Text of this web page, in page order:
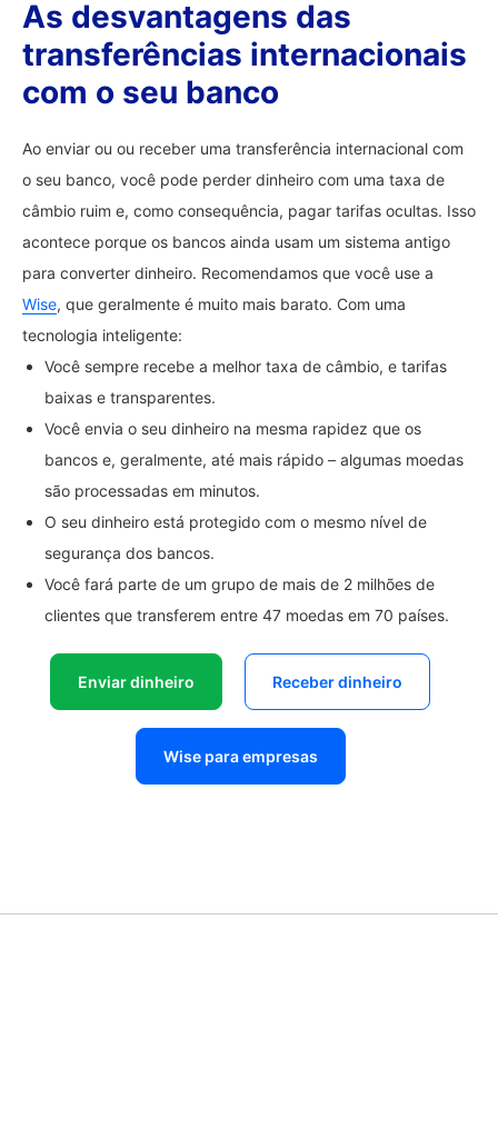
As desvantagens das
transferências internacionais
com o seu banco
Ao enviar ou ou receber uma transferência internacional com
o seu banco, você pode perder dinheiro com uma taxa de
câmbio ruim e, como consequência, pagar tarifas ocultas. Isso
acontece porque os bancos ainda usam um sistema antigo
para converter dinheiro. Recomendamos que você use a
Wise, que geralmente é muito mais barato. Com uma
tecnologia inteligente:
Você sempre recebe a melhor taxa de câmbio, e tarifas
baixas e transparentes.
Você envia o seu dinheiro na mesma rapidez que os
bancos e, geralmente, até mais rápido – algumas moedas
são processadas em minutos.
O seu dinheiro está protegido com o mesmo nível de
segurança dos bancos.
Você fará parte de um grupo de mais de 2 milhões de
clientes que transferem entre 47 moedas em 70 países.
Enviar dinheiro Receber dinheiro
Wise para empresas